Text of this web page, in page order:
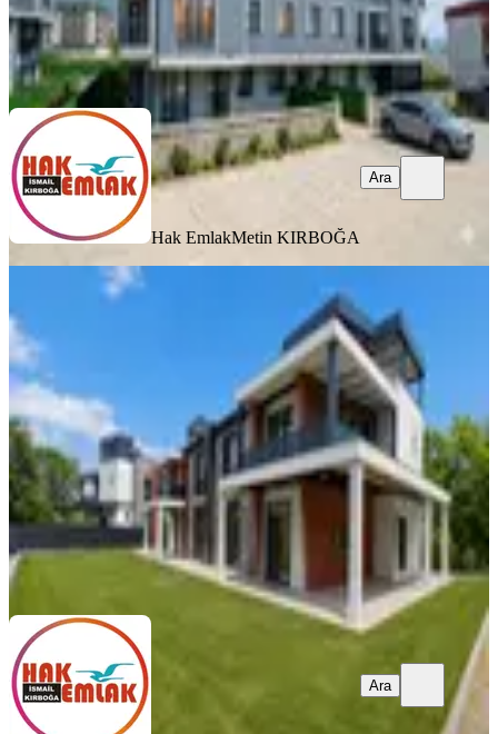
Hak EmlakMetin KIRBOĞA
Ara
Hak EmlakMetin KIRBOĞA
Ara
Hak Emlaktan Darıcı Mahallesinde
Kiralık 4+1 Ultra Lüks Villalar
·02.07.2026
65.000 ₺
Hak EmlakMetin KIRBOĞA
Ara